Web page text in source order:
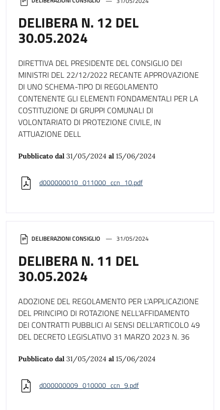
DELIBERAZIONI CONSIGLIO 31/05/2024
DELIBERA N. 11 DEL
30.05.2024
ADOZIONE DEL REGOLAMENTO PER L'APPLICAZIONE
DEL PRINCIPIO DI ROTAZIONE NELL'AFFIDAMENTO
DEI CONTRATTI PUBBLICI AI SENSI DELL'ARTICOLO 49
DEL DECRETO LEGISLATIVO 31 MARZO 2023 N. 36
Pubblicato dal 31/05/2024 al 15/06/2024
d000000009_010000_ccn_9.pdf
DELIBERA N. 12 DEL
30.05.2024
DIRETTIVA DEL PRESIDENTE DEL CONSIGLIO DEI
MINISTRI DEL 22/12/2022 RECANTE APPROVAZIONE
DI UNO SCHEMA-TIPO DI REGOLAMENTO
CONTENENTE GLI ELEMENTI FONDAMENTALI PER LA
COSTITUZIONE DI GRUPPI COMUNALI DI
VOLONTARIATO DI PROTEZIONE CIVILE, IN
ATTUAZIONE DELL
Pubblicato dal 31/05/2024 al 15/06/2024
d000000010_011000_ccn_10.pdf